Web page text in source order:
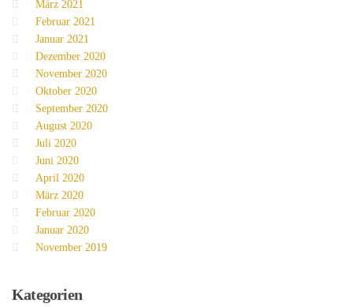
März 2021
Februar 2021
Januar 2021
Dezember 2020
November 2020
Oktober 2020
September 2020
August 2020
Juli 2020
Juni 2020
April 2020
März 2020
Februar 2020
Januar 2020
November 2019
Kategorien